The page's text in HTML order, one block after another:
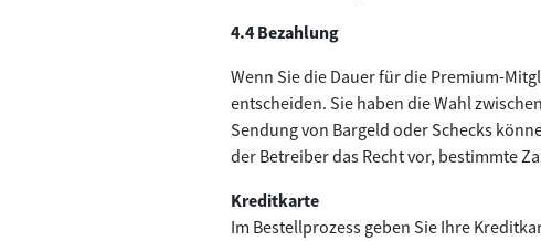
4.4 Bezahlung
Wenn Sie die Dauer für die Premium-
entscheiden. Sie haben die Wahl
Sendung von Bargeld oder Schecks
der Betreiber das Recht vor, bestimmte
Kreditkarte
Im Bestellprozess geben Sie Ihre